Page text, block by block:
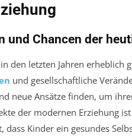
und Chancen der
den letzten Jahren erheblich
und gesellschaftliche
neue Ansätze finden, um
der modernen Erziehung
dass Kinder ein gesundes